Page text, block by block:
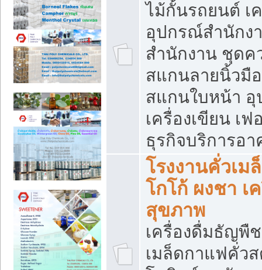
ไม้กั้นรถยนต์ เ
อุปกรณ์สำนักง
สำนักงาน ชุดค
สแกนลายนิ้วมื
สแกนใบหน้า
เครื่องเขียน เ
ธุรกิจบริการอ
โรงงานคั่วเม
โกโก้ ผงชา เ
สุขภาพ
เครื่องดื่มธัญพื
เมล็ดกาแฟคั่ว